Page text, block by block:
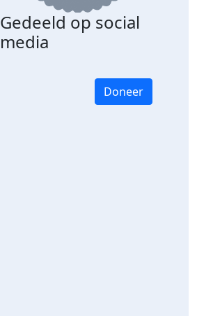
Gedeeld op social
media
Doneer